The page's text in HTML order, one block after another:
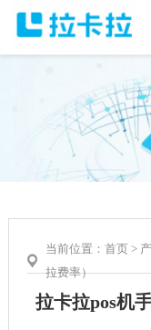
当前位置： 首页>
拉费率）
拉卡拉pos机